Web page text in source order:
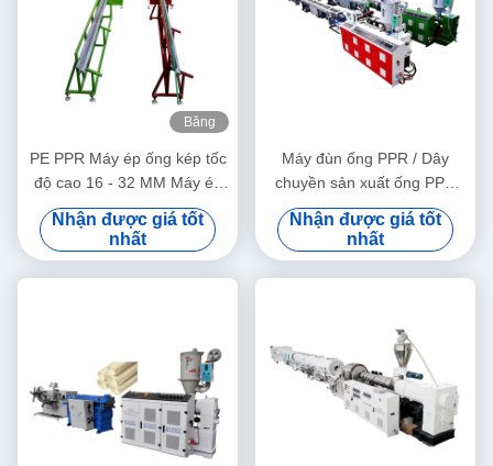
Băng
PE PPR Máy ép ống kép tốc
độ cao 16 - 32 MM Máy ép
vít đơn SJ90/33
Nhận được giá tốt
nhất
Máy đùn ống PPR / Dây
chuyền sản xuất ống PPR
20-63
Nhận được giá tốt
nhất